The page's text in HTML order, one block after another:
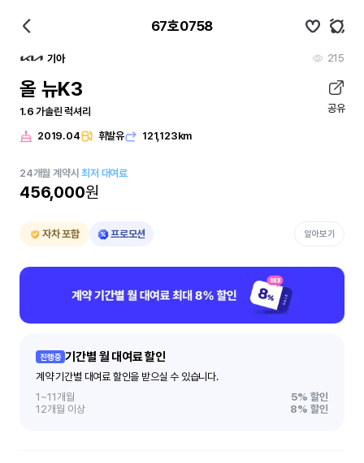
67호0758
기아 215
올 뉴K3
1.6 가솔린 럭셔리 공유
2019.04 휘발유 121,123km
24개월 계약시최저 대여료
456,000원
자차 포함 프로모션 알아보기
진행중 기간별 월 대여료 할인
계약 기간별 대여료 할인을 받으실 수 있습니다.
1~11개월
5% 할인
12개월 이상
8% 할인